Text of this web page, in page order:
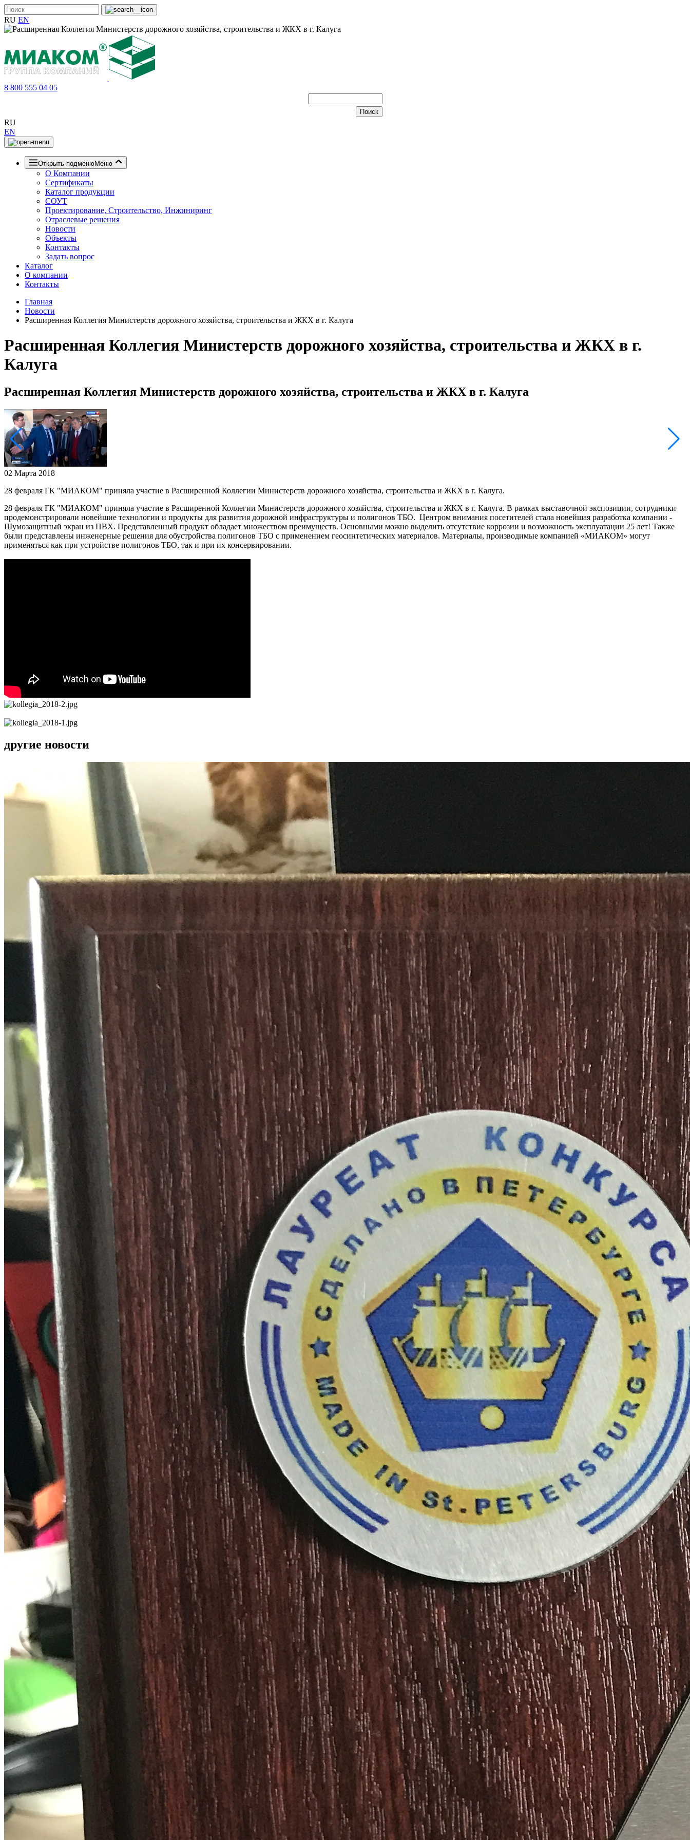
RU EN
8 800 555 04 05
RU
EN
Открыть подменюМеню
О Компании
Сертификаты
Каталог продукции
СОУТ
Проектирование, Строительство, Инжиниринг
Отраслевые решения
Новости
Объекты
Контакты
Задать вопрос
Каталог
О компании
Контакты
Главная
Новости
Расширенная Коллегия Министерств дорожного хозяйства, строительства и ЖКХ в г. Калуга
Расширенная Коллегия Министерств дорожного хозяйства, строительства и ЖКХ в г.
Калуга
Расширенная Коллегия Министерств дорожного хозяйства, строительства и ЖКХ в г. Калуга
02 Марта 2018
28 февраля ГК "МИАКОМ" приняла участие в Расширенной Коллегии Министерств дорожного хозяйства, строительства и ЖКХ в г. Калуга.
28 февраля ГК "МИАКОМ" приняла участие в Расширенной Коллегии Министерств дорожного хозяйства, строительства и ЖКХ в г. Калуга. В рамках выставочной экспозиции, сотрудники
продемонстрировали новейшие технологии и продукты для развития дорожной инфраструктуры и полигонов ТБО. Центром внимания посетителей стала новейшая разработка компании -
Шумозащитный экран из ПВХ. Представленный продукт обладает множеством преимуществ. Основными можно выделить отсутствие коррозии и возможность эксплуатации 25 лет! Также
были представлены инженерные решения для обустройства полигонов ТБО с применением геосинтетических материалов. Материалы, производимые компанией «МИАКОМ» могут
применяться как при устройстве полигонов ТБО, так и при их консервировании.
другие новости